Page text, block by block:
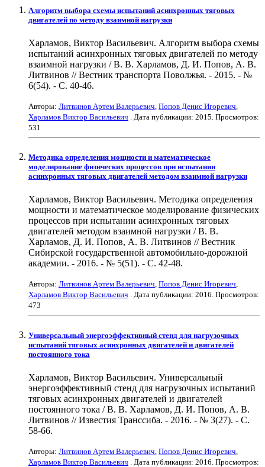
Алгоритм выбора схемы испытаний асинхронных тяговых
двигателей по методу взаимной нагрузки
Харламов, Виктор Васильевич. Алгоритм выбора схемы
испытаний асинхронных тяговых двигателей по методу
взаимной нагрузки / В. В. Харламов, Д. И. Попов, А. В.
Литвинов // Вестник транспорта Поволжья. - 2015. - №
6(54). - С. 40-46.
Авторы: Литвинов Артем Валерьевич, Попов Денис Игоревич,
Харламов Виктор Васильевич . Дата публикации: 2015. Просмотров:
531
Методика определения мощности и математическое
моделирование физических процессов при испытании
асинхронных тяговых двигателей методом взаимной нагрузки
Харламов, Виктор Васильевич. Методика определения
мощности и математическое моделирование физических
процессов при испытании асинхронных тяговых
двигателей методом взаимной нагрузки / В. В.
Харламов, Д. И. Попов, А. В. Литвинов // Вестник
Сибирской государственной автомобильно-дорожной
академии. - 2016. - № 5(51). - С. 42-48.
Авторы: Литвинов Артем Валерьевич, Попов Денис Игоревич,
Харламов Виктор Васильевич . Дата публикации: 2016. Просмотров:
473
Универсальный энергоэффективный стенд для нагрузочных
испытаний тяговых асинхронных двигателей и двигателей
постоянного тока
Харламов, Виктор Васильевич. Универсальный
энергоэффективный стенд для нагрузочных испытаний
тяговых асинхронных двигателей и двигателей
постоянного тока / В. В. Харламов, Д. И. Попов, А. В.
Литвинов // Известия Транссиба. - 2016. - № 3(27). - С.
58-66.
Авторы: Литвинов Артем Валерьевич Попов Денис Игоревич
Харламов Виктор Васильевич . Дата публикации: 2016 . Просмотров: